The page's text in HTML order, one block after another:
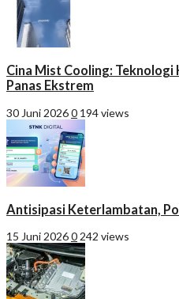
Cina Mist Cooling:
Panas Ekstrem
30 Juni 20260 194 views
Antisipasi Keterlambatan,
15 Juni 20260 242 views